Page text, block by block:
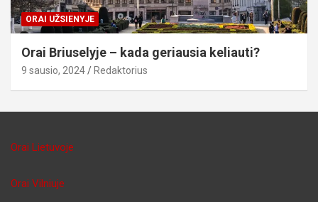
ORAI UŽSIENYJE
Orai Briuselyje – kada geriausia keliauti?
9 sausio, 2024 Redaktorius
Orai Lietuvoje
Orai Vilniuje